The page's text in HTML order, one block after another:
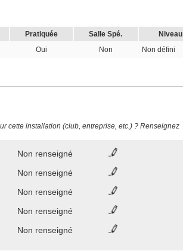
Pratiquée Salle Spé.
Niveau
Oui Non Non défini
cette installation (club, entreprise, etc.) ? Renseignez
Non renseigné
Non renseigné
Non renseigné
Non renseigné
Non renseigné